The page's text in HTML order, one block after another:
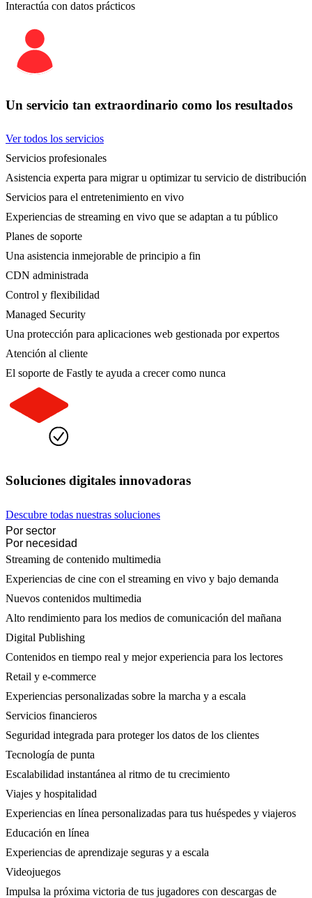
Interactúa con datos prácticos
Un servicio tan extraordinario como los resultados
Ver todos los servicios
Servicios profesionales
Asistencia experta para migrar u optimizar tu servicio de distribución
Servicios para el entretenimiento en vivo
Experiencias de streaming en vivo que se adaptan a tu público
Planes de soporte
Una asistencia inmejorable de principio a fin
CDN administrada
Control y flexibilidad
Managed Security
Una protección para aplicaciones web gestionada por expertos
Atención al cliente
El soporte de Fastly te ayuda a crecer como nunca
Soluciones digitales innovadoras
Descubre todas nuestras soluciones
Por sector
Por necesidad
Streaming de contenido multimedia
Experiencias de cine con el streaming en vivo y bajo demanda
Nuevos contenidos multimedia
Alto rendimiento para los medios de comunicación del mañana
Digital Publishing
Contenidos en tiempo real y mejor experiencia para los lectores
Retail y e-commerce
Experiencias personalizadas sobre la marcha y a escala
Servicios financieros
Seguridad integrada para proteger los datos de los clientes
Tecnología de punta
Escalabilidad instantánea al ritmo de tu crecimiento
Viajes y hospitalidad
Experiencias en línea personalizadas para tus huéspedes y viajeros
Educación en línea
Experiencias de aprendizaje seguras y a escala
Videojuegos
Impulsa la próxima victoria de tus jugadores con descargas de